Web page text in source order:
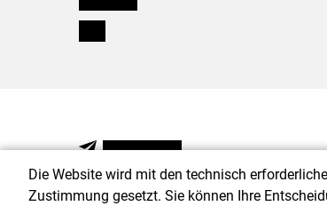
NEWSLETTER
Die Website wird mit den technisch
Zustimmung gesetzt. Sie können Ihre